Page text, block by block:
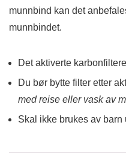
munnbind kan det
munnbindet.
Det aktiverte
Du bør bytte filter etter
med reise eller vask av
Skal ikke brukes av barn